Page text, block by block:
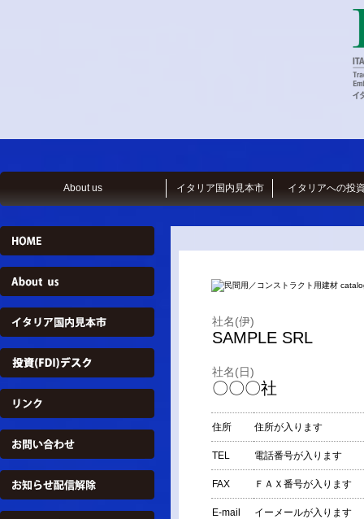
About us イタリア国内見本市 イタリアへの投
社名(伊)
SAMPLE SRL
社名(日)
〇〇〇社
住所 住所が入ります
TEL 電話番号が入ります
FAX ＦＡＸ番号が入ります
E-mail イーメールが入ります